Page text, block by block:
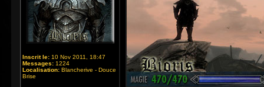
Inscrit le: 10 Nov 2011, 18:47
Messages: 1224
Localisation: Blancherive - Douce
Brise